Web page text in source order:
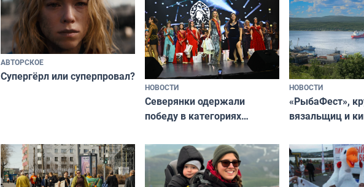
криков
АВТОРСКОЕ
Супергёрл или суперпровал?
НОВОСТИ
Северянки одержали
победу в категориях
«Мисс и Миссис Великая
Русь»
НОВОСТИ
«РыбаФест»,
вязальщиц и